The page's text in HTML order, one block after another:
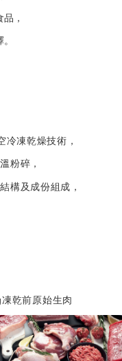
，
冷凍乾燥技術，
粉碎，
構及成份組成，
凍乾前原始生肉